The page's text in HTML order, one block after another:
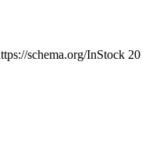
schema.org/InStock